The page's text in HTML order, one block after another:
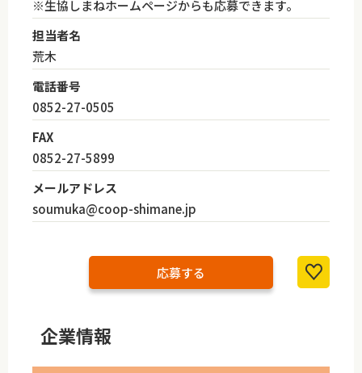
※生協しまねホームページからも応募できます。
担当者名
荒木
電話番号
0852-27-0505
FAX
0852-27-5899
メールアドレス
soumuka@coop-shimane.jp
応募する
企業情報